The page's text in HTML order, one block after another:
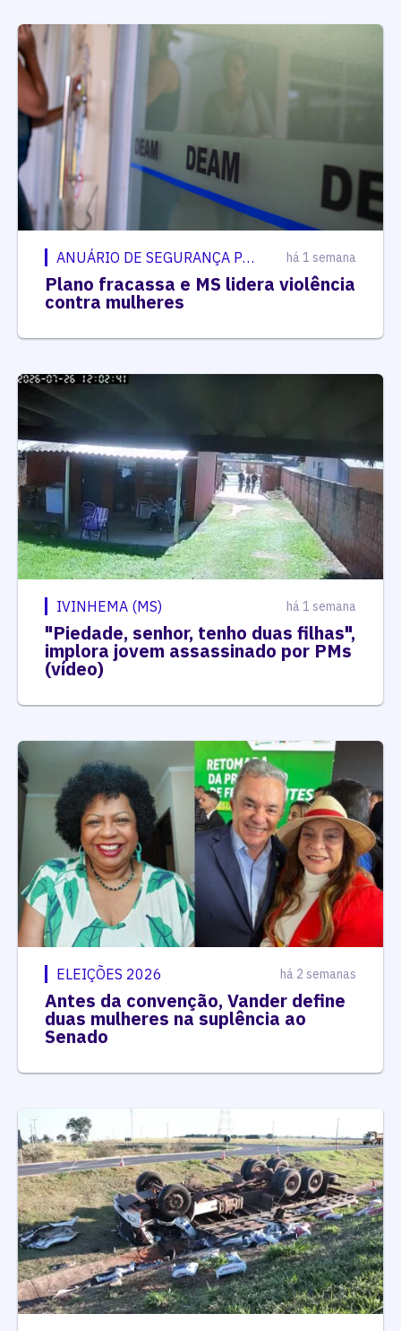
ANUÁRIO DE SEGURANÇA PÚBLICA há 1 semana
Plano fracassa e MS lidera violência
contra mulheres
IVINHEMA (MS) há 1 semana
"Piedade, senhor, tenho duas filhas",
implora jovem assassinado por PMs
(vídeo)
ELEIÇÕES 2026 há 2 semanas
Antes da convenção, Vander define
duas mulheres na suplência ao
Senado